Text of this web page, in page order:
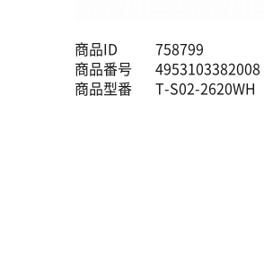
商品ID
758799
商品番号
4953103382008
商品型番
T-S02-2620WH